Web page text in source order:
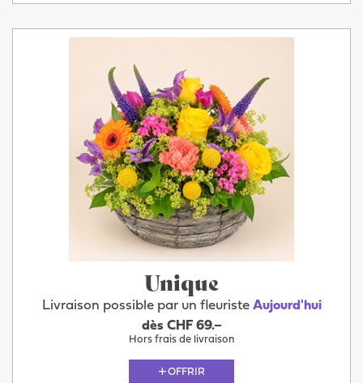
Unique
Livraison possible par un fleuriste Aujourd'hui
dès CHF 69.–
Hors frais de livraison
OFFRIR